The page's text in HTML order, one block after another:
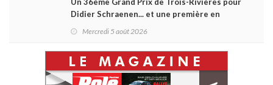
Didier Schraenen... et une première en
Mercredi 5 août 2026